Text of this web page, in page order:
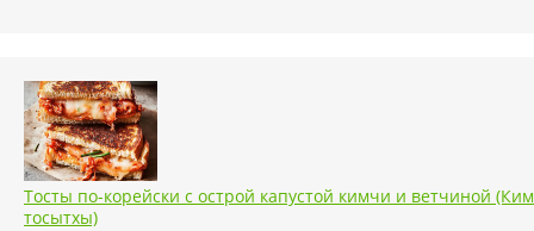
Тосты по-корейски с острой капустой кимчи и ветчиной
тосытхы)